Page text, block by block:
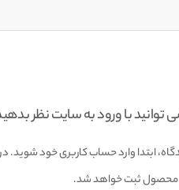
با ورود به سایت نظر
ابتدا وارد حساب کاربری خود شوید.
محصول ثبت خواهد شد.